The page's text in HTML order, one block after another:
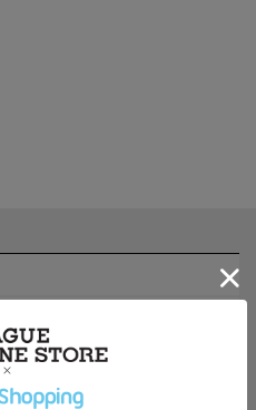
Ｊ2